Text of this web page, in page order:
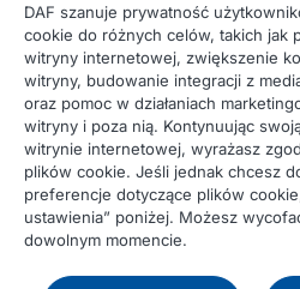
© 2026 DAF
Ochrona danych osobowych
DAF szanuje prywatność
cookie do różnych celów, takich jak
witryny internetowej, zwiększenie
witryny, budowanie integracji z
oraz pomoc w działaniach
witryny i poza nią. Kontynuując
witrynie internetowej, wyrażasz
plików cookie. Jeśli jednak chcesz
preferencje dotyczące plików
ustawienia” poniżej. Możesz
dowolnym momencie.